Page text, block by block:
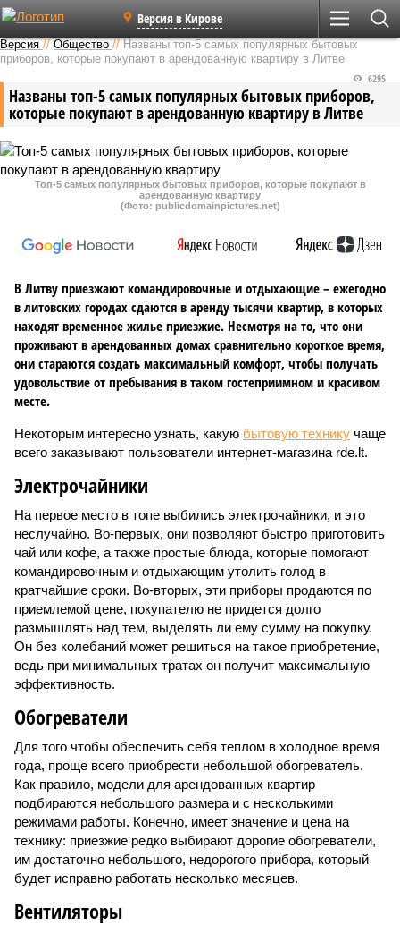
Версия в Кирове
Версия //Общество //Названы топ-5 самых популярных бытовых
приборов, которые покупают в арендованную квартиру в Литве
Названы топ-5 самых популярных бытовых приборов,
которые покупают в арендованную квартиру в Литве
6295
Топ-5 самых популярных бытовых приборов, которые покупают в
арендованную квартиру
(Фото: publicdomainpictures.net)
В Литву приезжают командировочные и отдыхающие – ежегодно
в литовских городах сдаются в аренду тысячи квартир, в которых
находят временное жилье приезжие. Несмотря на то, что они
проживают в арендованных домах сравнительно короткое время,
они стараются создать максимальный комфорт, чтобы получать
удовольствие от пребывания в таком гостеприимном и красивом
месте.
Некоторым интересно узнать, какую бытовую технику чаще
всего заказывают пользователи интернет-магазина rde.lt.
Электрочайники
На первое место в топе выбились электрочайники, и это
неслучайно. Во-первых, они позволяют быстро приготовить
чай или кофе, а также простые блюда, которые помогают
командировочным и отдыхающим утолить голод в
кратчайшие сроки. Во-вторых, эти приборы продаются по
приемлемой цене, покупателю не придется долго
размышлять над тем, выделять ли ему сумму на покупку.
Он без колебаний может решиться на такое приобретение,
ведь при минимальных тратах он получит максимальную
эффективность.
Обогреватели
Для того чтобы обеспечить себя теплом в холодное время
года, проще всего приобрести небольшой обогреватель.
Как правило, модели для арендованных квартир
подбираются небольшого размера и с несколькими
режимами работы. Конечно, имеет значение и цена на
технику: приезжие редко выбирают дорогие обогреватели,
им достаточно небольшого, недорогого прибора, который
будет исправно работать несколько месяцев.
Вентиляторы